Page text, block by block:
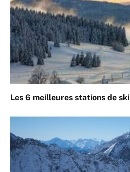
Les 6 meilleures stations de